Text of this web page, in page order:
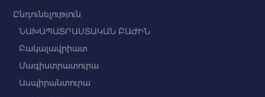
Ընդունելություն
ՆԱԽԱՊԱՏՐԱՍՏԱԿԱՆ ԲԱԺԻՆ
Բակալավրիատ
Մագիստրատուրա
Ասպիրանտուրա